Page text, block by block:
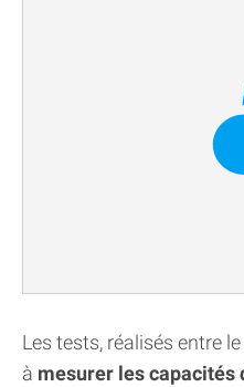
Les tests, réalisés entre
à mesurer les capacités